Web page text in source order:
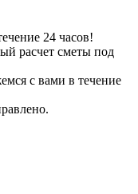
24 часов!
расчет сметы под
с вами в течение